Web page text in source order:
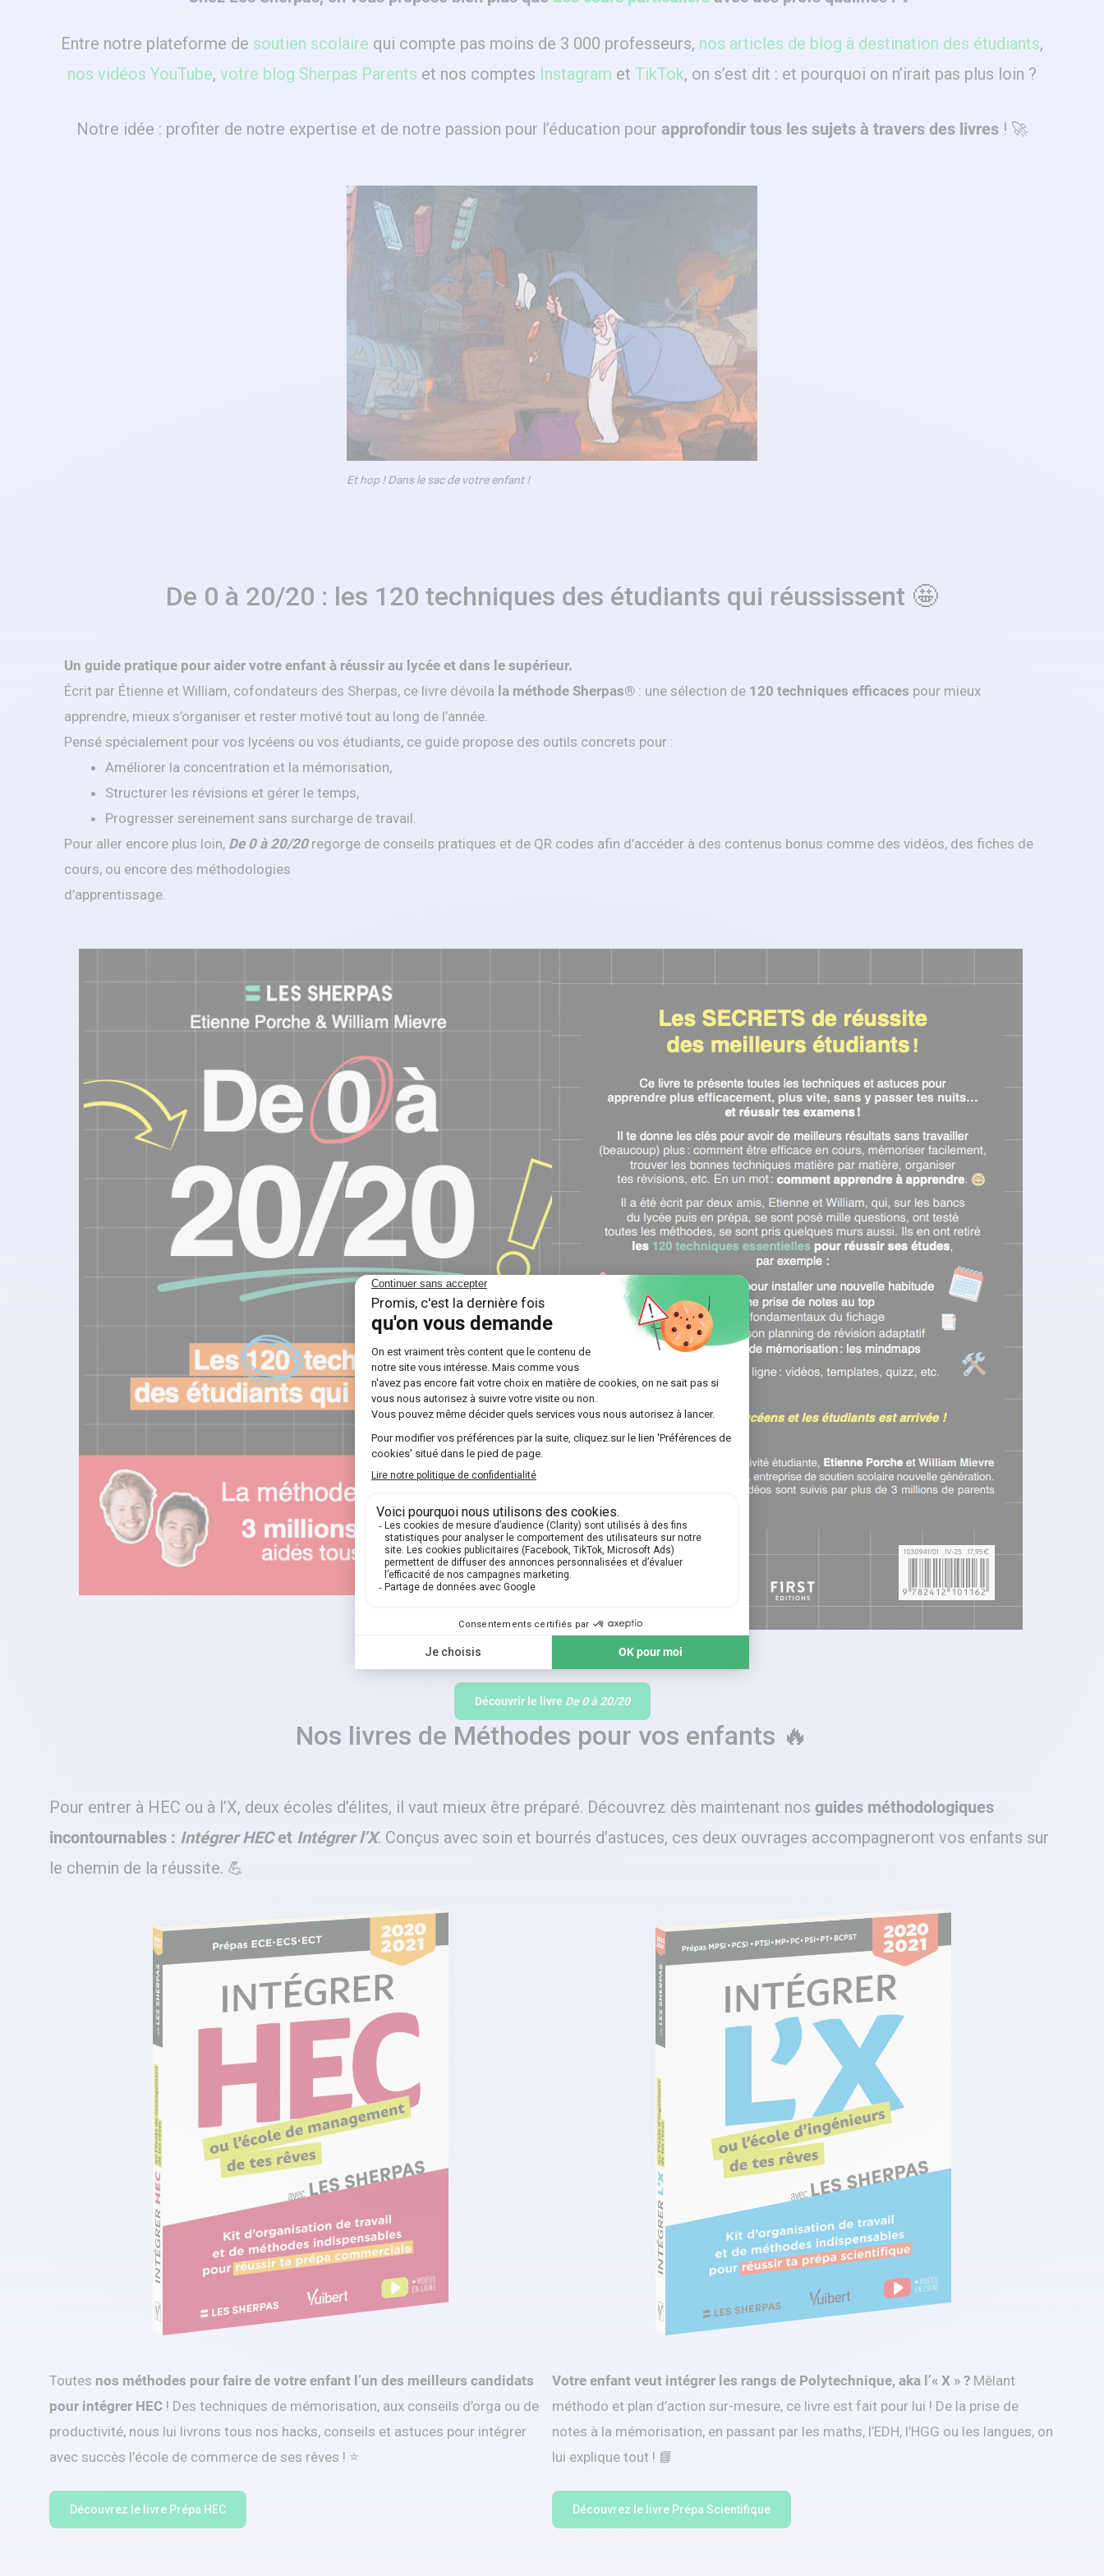
Entre notre plateforme de soutien scolaire qui compte pas moins de 3 000 professeurs, nos articles de blog à destination des étudiants,
nos vidéos YouTube, votre blog Sherpas Parents et nos comptes Instagram et TikTok, on s’est dit : et pourquoi on n’irait pas plus loin ?
Notre idée : profiter de notre expertise et de notre passion pour l’éducation pour approfondir tous les sujets à travers des livres ! 🚀
Et hop ! Dans le sac de votre enfant !
De 0 à 20/20 : les 120 techniques des étudiants qui réussissent 🤩
Un guide pratique pour aider votre enfant à réussir au lycée et dans le supérieur.
Écrit par Étienne et William, cofondateurs des Sherpas, ce livre dévoila la méthode Sherpas® : une sélection de 120 techniques efficaces pour mieux
apprendre, mieux s’organiser et rester motivé tout au long de l’année.
Pensé spécialement pour vos lycéens ou vos étudiants, ce guide propose des outils concrets pour :
Améliorer la concentration et la mémorisation,
Structurer les révisions et gérer le temps,
Progresser sereinement sans surcharge de travail.
Pour aller encore plus loin, De 0 à 20/20regorge de conseils pratiques et de QR codes afin d’accéder à des contenus bonus comme des vidéos, des fiches de
cours, ou encore des méthodologies
d’apprentissage.
Découvrir le livre De 0 à 20/20
Nos livres de Méthodes pour vos enfants 🔥
Pour entrer à HEC ou à l’X, deux écoles d’élites, il vaut mieux être préparé. Découvrez dès maintenant nos guides méthodologiques
incontournables : Intégrer HECet Intégrer l’X. Conçus avec soin et bourrés d’astuces, ces deux ouvrages accompagneront vos enfants sur
le chemin de la réussite. 💪
Toutes nos méthodes pour faire de votre enfant l’un des meilleurs candidats
pour intégrer HEC ! Des techniques de mémorisation, aux conseils d’orga ou de
productivité, nous lui livrons tous nos hacks, conseils et astuces pour intégrer
avec succès l’école de commerce de ses rêves ! ⭐
Découvrez le livre Prépa HEC
Votre enfant veut intégrer les rangs de Polytechnique, aka l’« X » ? Mêlant
méthodo et plan d’action sur-mesure, ce livre est fait pour lui ! De la prise de
notes à la mémorisation, en passant par les maths, l’EDH, l’HGG ou les langues, on
lui explique tout ! 📘
Découvrez le livre Prépa Scientifique